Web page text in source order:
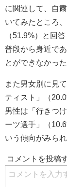
に関連して、自
いてみたところ
（51.9%）と回
普段から身近で
とができなかっ
また男女別に見
ティスト」（
男性は「行きつ
ーツ選手」（
いう傾向がみられ